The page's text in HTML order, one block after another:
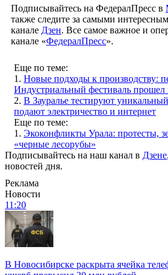
Подписывайтесь на ФедералПресс в
также следите за самыми
канале Дзен. Все самое важное и
канале «ФедералПресс».
Еще по теме:
1. Новые подходы к производству:
Индустриальный фестиваль прошел
2. В Зауралье тестируют
подают электричество и интернет
Еще по теме:
1. Экоконфликты Урала: протесты,
«черные лесорубы»
Подписывайтесь на наш канал в Дзене
новостей дня.
Реклама
Новости
11:20
В Новосибирске раскрыта ячейка